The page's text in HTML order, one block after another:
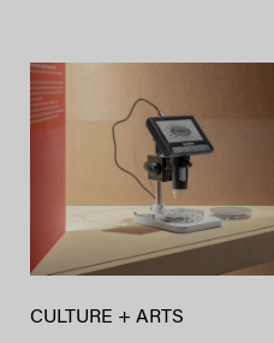
CULTURE + ARTS